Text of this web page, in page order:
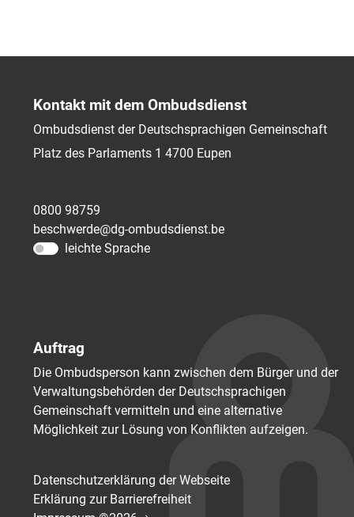
Kontakt mit dem Ombudsdienst
Ombudsdienst der Deutschsprachigen Gemeinschaft
Platz des Parlaments 1 4700 Eupen
0800 98759
beschwerde@dg-ombudsdienst.be
leichte Sprache
Auftrag
Die Ombudsperson kann zwischen dem Bürger und der
Verwaltungsbehörden der Deutschsprachigen
Gemeinschaft vermitteln und eine alternative
Möglichkeit zur Lösung von Konflikten aufzeigen.
Datenschutzerklärung der Webseite
Erklärung zur Barrierefreiheit